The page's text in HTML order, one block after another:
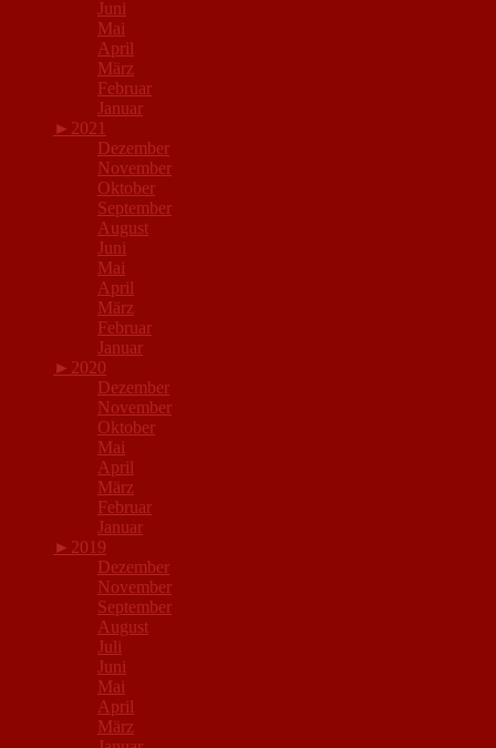
Juni
Mai
April
März
Februar
Januar
► 2021
Dezember
November
Oktober
September
August
Juni
Mai
April
März
Februar
Januar
► 2020
Dezember
November
Oktober
Mai
April
März
Februar
Januar
► 2019
Dezember
November
September
August
Juli
Juni
Mai
April
März